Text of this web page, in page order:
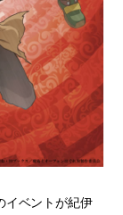
イベントが紀伊